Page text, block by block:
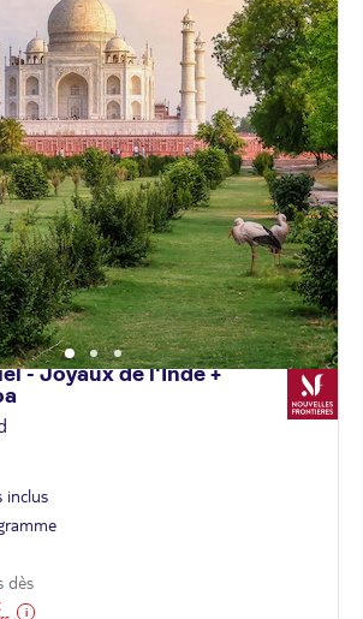
- Joyaux de l'Inde +
inclus
dès